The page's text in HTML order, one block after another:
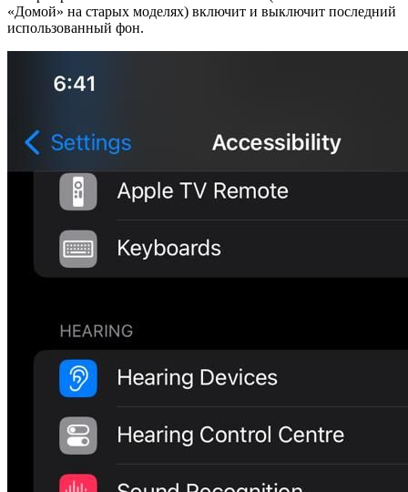
«Домой» на старых моделях) включит и выключит последний
использованный фон.